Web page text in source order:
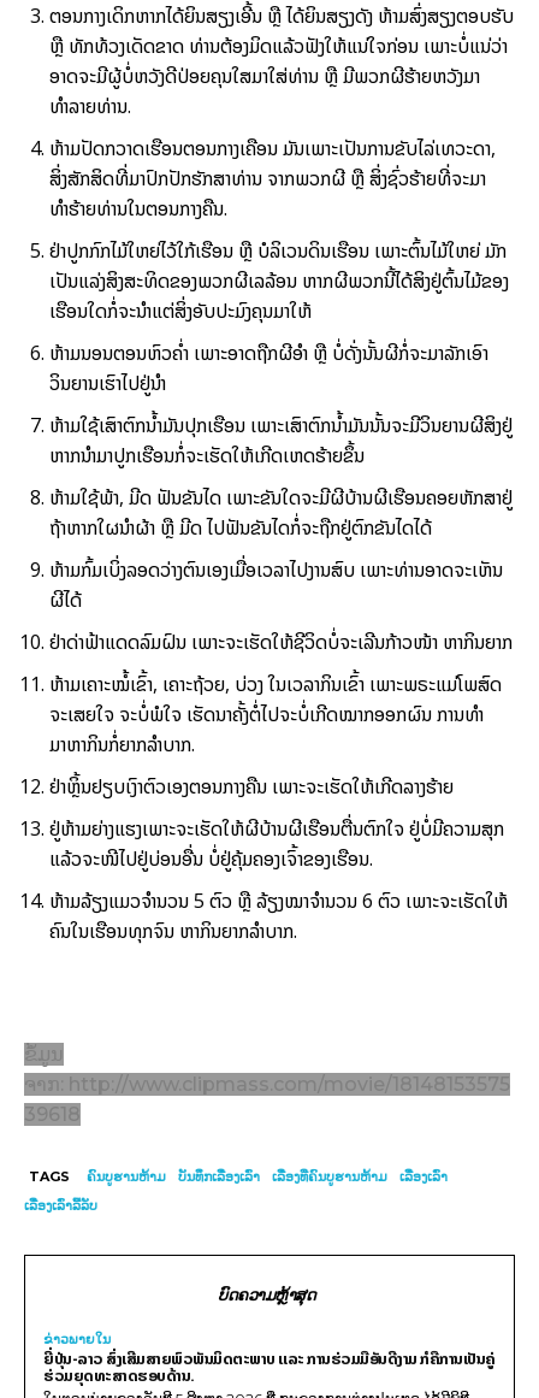
ຕອນກາງເດິກຫາກໄດ້ຍິນສຽງເອີ້ນ ຫຼື ໄດ້ຍິນສຽງດັງ ຫ້າມສົ່ງສຽງຕອບຮັບ
ຫຼື ທັກທ້ວງເດັດຂາດ ທ່ານຕ້ອງມິດແລ້ວຟັງໃຫ້ແນ່ໃຈກ່ອນ ເພາະບໍ່ແນ່ວ່າ
ອາດຈະມີຜູ້ບໍ່ຫວັງດີປ່ອຍຄຸນໃສມາໃສ່ທ່ານ ຫຼື ມີພວກຜີຮ້າຍຫວັງມາ
ທຳລາຍທ່ານ.
ຫ້າມປັດກວາດເຮືອນຕອນກາງເຄືອນ ມັນເພາະເປັນການຂັບໄລ່ເທວະດາ,
ສິ່ງສັກສິດທີ່ມາປົກປັກຮັກສາທ່ານ ຈາກພວກຜີ ຫຼື ສິ່ງຊົ່ວຮ້າຍທີ່ຈະມາ
ທຳຮ້າຍທ່ານໃນຕອນກາງຄືນ.
ຢ່າປູກກົກໄມ້ໃຫຍ່ໄວ້ໃກ້ເຮືອນ ຫຼື ບໍລິເວນດິນເຮືອນ ເພາະຕົ້ນໄມ້ໃຫຍ່ ມັກ
ເປັນແລ່ງສິງສະທິດຂອງພວກຜີເລລ້ອນ ຫາກຜີພວກນີ້ໄດ້ສິງຢູ່ຕົ້ນໄມ້ຂອງ
ເຮືອນໃດກໍ່ຈະນຳແຕ່ສິ່ງອັບປະມົງຄຸນມາໃຫ້
ຫ້າມນອນຕອນຫົວຄ່ຳ ເພາະອາດຖືກຜີອຳ ຫຼື ບໍ່ດັ່ງນັ້ນຜີກໍ່ຈະມາລັກເອົາ
ວິນຍານເຮົາໄປຢູ່ນຳ
ຫ້າມໃຊ້ເສົາຕົກນ້ຳມັນປຸກເຮືອນ ເພາະເສົາຕົກນ້ຳມັນນັ້ນຈະມີວິນຍານຜີສິງຢູ່
ຫາກນຳມາປູກເຮືອນກໍ່ຈະເຮັດໃຫ້ເກີດເຫດຮ້າຍຂຶ້ນ
ຫ້າມໃຊ້ພ້າ, ມີດ ຟັນຂັນໄດ ເພາະຂັນໃດຈະມີຜີບ້ານຜີເຮືອນຄອຍຫັກສາຢູ່
ຖ້າຫາກໃຜນຳຜ້າ ຫຼື ມີດ ໄປຟັນຂັນໄດກໍ່ຈະຖືກຢູ່ຕົກຂັນໄດໄດ້
ຫ້າມກົ້ມເບິ່ງລອດວ່າງຕົນເອງເມື່ອເວລາໄປງານສົບ ເພາະທ່ານອາດຈະເຫັນ
ຜີໄດ້
ຢ່າດ່າຟ້າແດດລົມຝົນ ເພາະຈະເຮັດໃຫ້ຊີວິດບໍ່ຈະເລີນກ້າວໜ້າ ຫາກິນຍາກ
ຫ້າມເຄາະໝໍ້ເຂົ້າ, ເຄາະຖ້ວຍ, ບ່ວງ ໃນເວລາກິນເຂົ້າ ເພາະພຣະແມ່ໂພສົດ
ຈະເສຍໃຈ ຈະບໍ່ພໍໃຈ ເຮັດນາຄັ້ງຕໍ່ໄປຈະບໍ່ເກີດໝາກອອກຜົນ ການທຳ
ມາຫາກິນກໍ່ຍາກລຳບາກ.
ຢ່າຫຼິ້ນຢຽບເງົາຕົວເອງຕອນກາງຄືນ ເພາະຈະເຮັດໃຫ້ເກີດລາງຮ້າຍ
ຢູ່ຫ້າມຍ່າງແຮງເພາະຈະເຮັດໃຫ້ຜີບ້ານຜີເຮືອນຕື່ນຕົກໃຈ ຢູ່ບໍ່ມີຄວາມສຸກ
ແລ້ວຈະໜີໄປຢູ່ບ່ອນອື່ນ ບໍ່ຢູ່ຄຸ້ມຄອງເຈົ້າຂອງເຮືອນ.
ຫ້າມລ້ຽງແມວຈຳນວນ 5 ຕົວ ຫຼື ລ້ຽງໝາຈຳນວນ 6 ຕົວ ເພາະຈະເຮັດໃຫ້
ຄົນໃນເຮືອນທຸກຈົນ ຫາກິນຍາກລຳບາກ.
ຂໍ້ມູນ
ຈາກ: http://www.clipmass.com/movie/18148153575
39618
TAGS ຄົນບູຮານຫ້າມ ບັນທຶກເລື່ອງເລົ່າ ເລື່ອງທີ່ຄົນບູຮານຫ້າມ
ເລື່ອງເລົ່າ
ເລື່ອງເລົ່າລີ້ລັບ
ບົດຄວາມຫຼ້າສຸດ
ຂ່າວພາຍ​ໃນ
ຍີ່ປຸ່ນ-ລາວ ສົ່ງເສີມສາຍພົວພັນມິດຕະພາບ ແລະ ການຮ່ວມມືອັນດີງາມ ກໍຄືການເປັນຄູ່
ຮ່ວມຍຸດທະສາດຮອບດ້ານ.